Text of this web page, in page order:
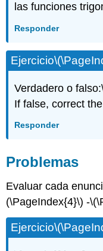
las funciones
Responder
Ejercicio
Verdadero o falso:
If false, correct
Responder
Problemas
Evaluar cada
(\PageIndex{4}\) -
Ejercicio